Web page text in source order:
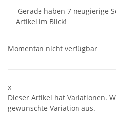
Gerade haben 7 neugierige
Artikel im Blick!
Momentan nicht verfügbar
x
Dieser Artikel hat Variationen.
gewünschte Variation aus.